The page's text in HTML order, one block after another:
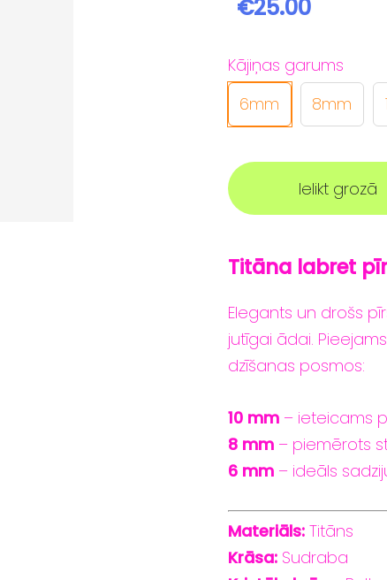
€25.00
Kājiņas garums
6mm
8mm
Ielikt grozā
Titāna labret
Elegants un drošs
jutīgai ādai. Pieejams
dzīšanas posmos:
10 mm– ieteicams
8 mm– piemērots
6 mm– ideāls
Materiāls: Titāns
Krāsa:Sudraba